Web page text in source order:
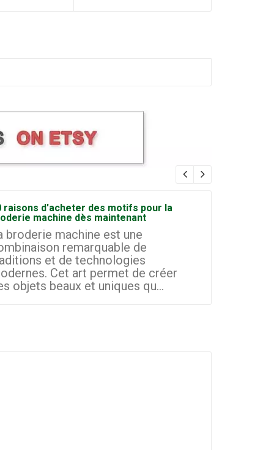
raisons d'acheter des motifs pour la
machine dès maintenant
broderie machine est une
remarquable de
et de technologies
Cet art permet de créer
objets beaux et uniques qu...